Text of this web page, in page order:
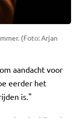
(Foto: Arjan
aandacht voor
eerder het
is."